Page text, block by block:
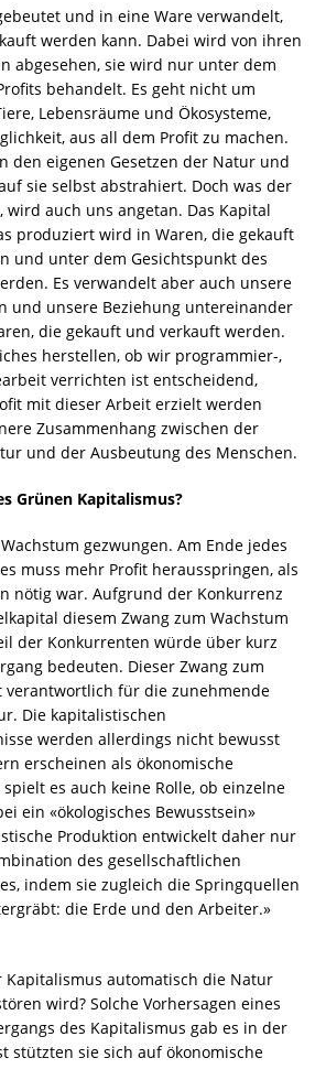
und in eine Ware verwandelt,
werden kann. Dabei wird von ihren
abgesehen, sie wird nur unter dem
behandelt. Es geht nicht um
Lebensräume und Ökosysteme,
aus all dem Profit zu machen.
den eigenen Gesetzen der Natur und
sie selbst abstrahiert. Doch was der
auch uns angetan. Das Kapital
produziert wird in Waren, die gekauft
und unter dem Gesichtspunkt des
Es verwandelt aber auch unsere
und unsere Beziehung untereinander
die gekauft und verkauft werden.
herstellen, ob wir programmier-,
verrichten ist entscheidend,
mit dieser Arbeit erzielt werden
Zusammenhang zwischen der
und der Ausbeutung des Menschen.
Grünen Kapitalismus?
gezwungen. Am Ende jedes
muss mehr Profit herausspringen, als
nötig war. Aufgrund der Konkurrenz
diesem Zwang zum Wachstum
der Konkurrenten würde über kurz
bedeuten. Dieser Zwang zum
verantwortlich für die zunehmende
Die kapitalistischen
werden allerdings nicht bewusst
erscheinen als ökonomische
es auch keine Rolle, ob einzelne
ein «ökologisches Bewusstsein»
Produktion entwickelt daher nur
des gesellschaftlichen
indem sie zugleich die Springquellen
die Erde und den Arbeiter.»
Kapitalismus automatisch die Natur
wird? Solche Vorhersagen eines
des Kapitalismus gab es in der
stützten sie sich auf ökonomische